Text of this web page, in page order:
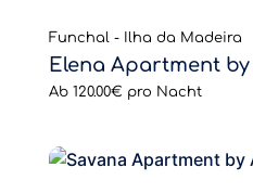
Funchal - Ilha da Madeira
Elena Apartment
Ab 120.00€ pro Nacht